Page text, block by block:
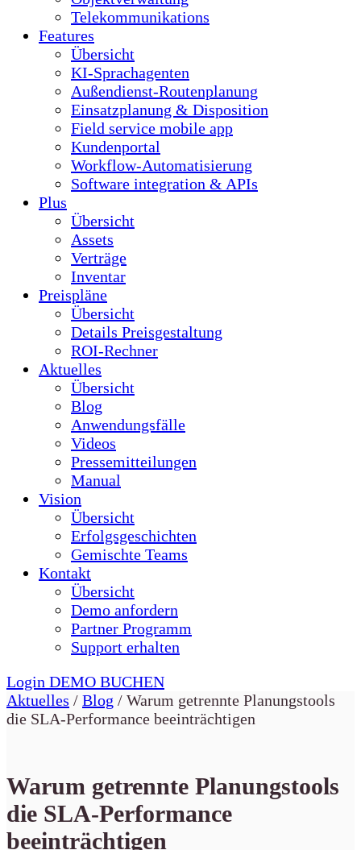
Telekommunikations
Features
Übersicht
KI-Sprachagenten
Außendienst-Routenplanung
Einsatzplanung & Disposition
Field service mobile app
Kundenportal
Workflow-Automatisierung
Software integration & APIs
Plus
Übersicht
Assets
Verträge
Inventar
Preispläne
Übersicht
Details Preisgestaltung
ROI-Rechner
Aktuelles
Übersicht
Blog
Anwendungsfälle
Videos
Pressemitteilungen
Manual
Vision
Übersicht
Erfolgsgeschichten
Gemischte Teams
Kontakt
Übersicht
Demo anfordern
Partner Programm
Support erhalten
Login DEMO BUCHEN
Aktuelles / Blog / Warum getrennte Planungstools
die SLA-Performance beeinträchtigen
Warum getrennte Planungstools
die SLA-Performance
beeinträchtigen